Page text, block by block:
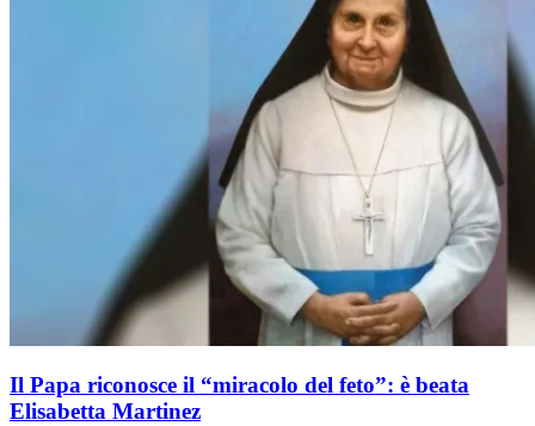
Il Papa riconosce il “miracolo del feto”: è beata
Elisabetta Martinez